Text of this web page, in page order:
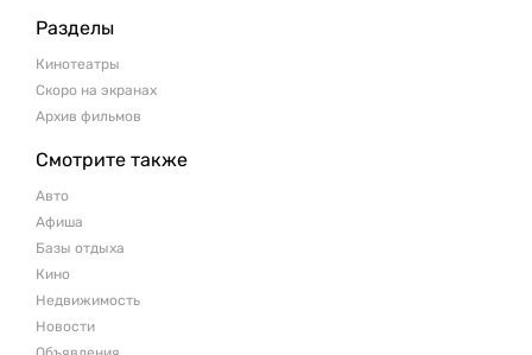
Разделы
Кинотеатры
Скоро на экранах
Архив фильмов
Смотрите также
Авто
Афиша
Базы отдыха
Кино
Недвижимость
Новости